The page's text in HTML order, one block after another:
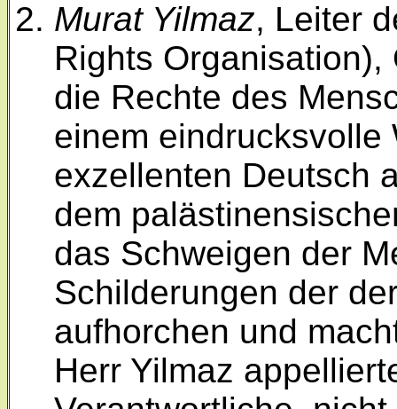
Murat Yilmaz, Leiter
Rights
die Rechte des
einem eindrucksvolle
exzellenten Deutsch
dem
das Schweigen der
Schilderungen der
aufhorchen und
Herr Yilmaz